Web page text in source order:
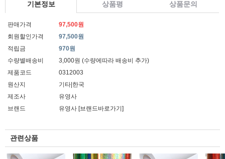
기본정보 상품평 상품문의
판매가격
97,500원
회원할인가격
97,500원
적립금
970원
수량별배송비
3,000원 (수량에따라 배송비 추가)
제품코드
0312003
원산지
기타|한국
제조사
유영사
브랜드
유영사 [브랜드바로가기]
관련상품